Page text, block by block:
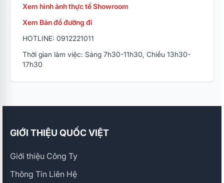
Xem hình ảnh thực tế Showroom
Xem Bản đồ đường đi
HOTLINE: 0912221011
Thời gian làm việc: Sáng 7h30-11h30, Chiều 13h30-
17h30
GIỚI THIỆU QUỐC VIỆT
Giới thiệu Công Ty
Thông Tin Liên Hệ